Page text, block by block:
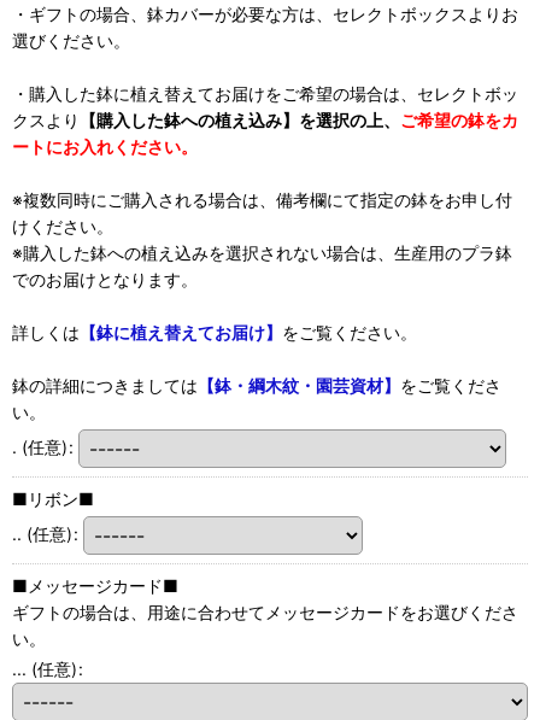
・ギフトの場合、鉢カバーが必要な方は、セレクトボックスよりお
選びください。
・購入した鉢に植え替えてお届けをご希望の場合は、セレクトボッ
クスより
【購入した鉢への植え込み】を選択の上、 ご希望の鉢をカ
ートにお入れください。
※複数同時にご購入される場合は、備考欄にて指定の鉢をお申し付
けください。
※購入した鉢への植え込みを選択されない場合は、生産用のプラ鉢
でのお届けとなります。
詳しくは 【鉢に植え替えてお届け】 をご覧ください。
鉢の詳細につきましては 【鉢・綱木紋・園芸資材】 をご覧くださ
い。
. (任意):
■リボン■
.. (任意):
■メッセージカード■
ギフトの場合は、用途に合わせてメッセージカードをお選びくださ
い。
... (任意):